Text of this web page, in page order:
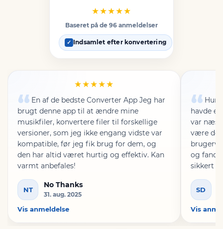
★★★★★
Baseret på de 96 anmeldelser
✓ Indsamlet efter konvertering
★★★★★
En af de bedste Converter App Jeg har
brugt denne app til at ændre mine
musikfiler, konvertere filer til forskellige
versioner, som jeg ikke engang vidste var
kompatible, før jeg fik brug for dem, og
den har altid været hurtig og effektiv. Kan
varmt anbefales!
NT
No Thanks
31. aug. 2025
Vis anmeldelse
havde
var
være
og fandt
sikkert
SD
Vis